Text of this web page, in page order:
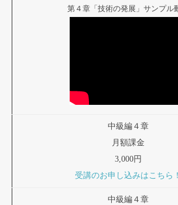
第４章「技術の発展」サンプル
中級編４章
月額課金
3,000円
受講のお申し込みはこちら！
中級編４章